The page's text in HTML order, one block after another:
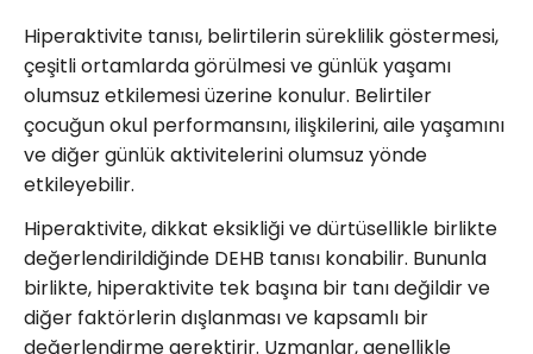
Hiperaktivite tanısı, belirtilerin süreklilik göstermesi,
çeşitli ortamlarda görülmesi ve günlük yaşamı
olumsuz etkilemesi üzerine konulur. Belirtiler
çocuğun okul performansını, ilişkilerini, aile yaşamını
ve diğer günlük aktivitelerini olumsuz yönde
etkileyebilir.
Hiperaktivite, dikkat eksikliği ve dürtüsellikle birlikte
değerlendirildiğinde DEHB tanısı konabilir. Bununla
birlikte, hiperaktivite tek başına bir tanı değildir ve
diğer faktörlerin dışlanması ve kapsamlı bir
değerlendirme gerektirir. Uzmanlar, genellikle